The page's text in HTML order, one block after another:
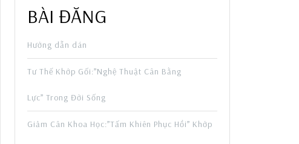
BÀI ĐĂNG
Hướng dẫn dán
Tư Thế Khớp Gối:”Nghệ Thuật Cân Bằng
Lực” Trong Đời Sống
Giảm Cân Khoa Học:”Tấm Khiên Phục Hồi” Khớp